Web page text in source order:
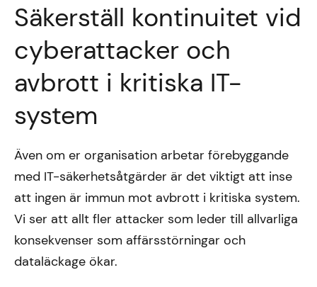
Säkerställ kontinuitet vid
cyberattacker och
avbrott i kritiska IT-
system
Även om er organisation arbetar förebyggande
med IT-säkerhetsåtgärder är det viktigt att inse
att ingen är immun mot avbrott i kritiska system.
Vi ser att allt fler attacker som leder till allvarliga
konsekvenser som affärsstörningar och
dataläckage ökar.